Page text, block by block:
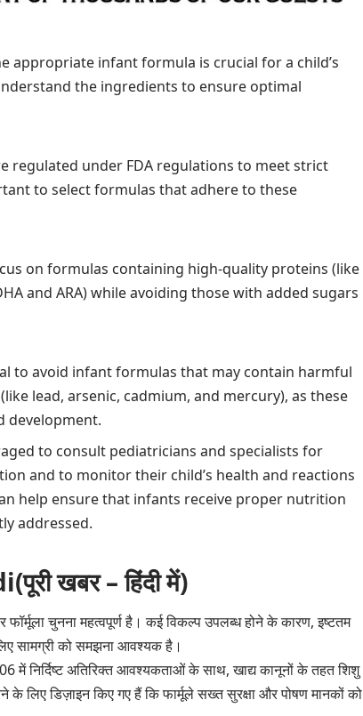
appropriate infant formula is crucial for a child’s
the ingredients to ensure optimal
regulated under FDA regulations to meet strict
to select formulas that adhere to these
on formulas containing high-quality proteins (like
and ARA) while avoiding those with added sugars
to avoid infant formulas that may contain harmful
lead, arsenic, cadmium, and mercury), as these
development.
to consult pediatricians and specialists for
and to monitor their child’s health and reactions
help ensure that infants receive proper nutrition
addressed.
खबर – हिंदी में)
चुनना महत्वपूर्ण है। कई विकल्प उपलब्ध होने के कारण, इष्टतम
सामग्री को समझना आवश्यक है।
निर्दिष्ट अतिरिक्त आवश्यकताओं के साथ, खाद्य कानूनों के तहत शिशु
के लिए डिज़ाइन किए गए हैं कि फार्मूले सख्त सुरक्षा और पोषण मानकों को